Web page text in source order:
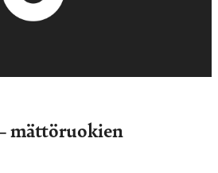
mättöruokien